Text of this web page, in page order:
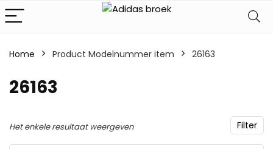
Home Product Modelnummer item ‎26163
‎26163
Filter
Het enkele resultaat weergeven